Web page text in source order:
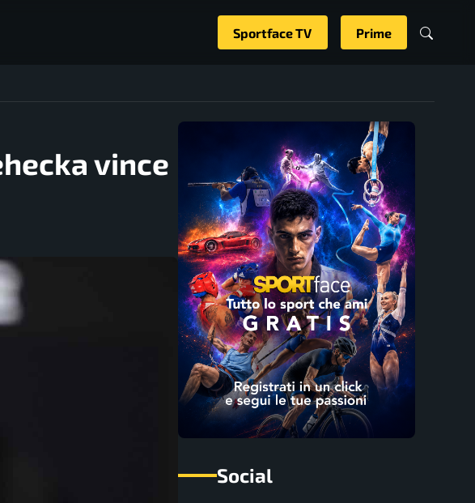
Sportface TV Prime
vince
Social